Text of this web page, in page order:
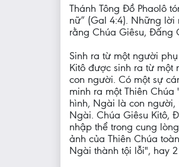
Thánh Tông Đồ Phaolô
nữ” (Gal 4:4). Những
rằng Chúa Giêsu, Đấng
Sinh ra từ một người
Kitô được sinh ra từ
con người. Có một sự
minh ra một Thiên
hình, Ngài là con
Ngài. Chúa Giêsu Kitô,
nhập thể trong cung
ảnh của Thiên Chúa
Ngài thành tội lỗi", hay